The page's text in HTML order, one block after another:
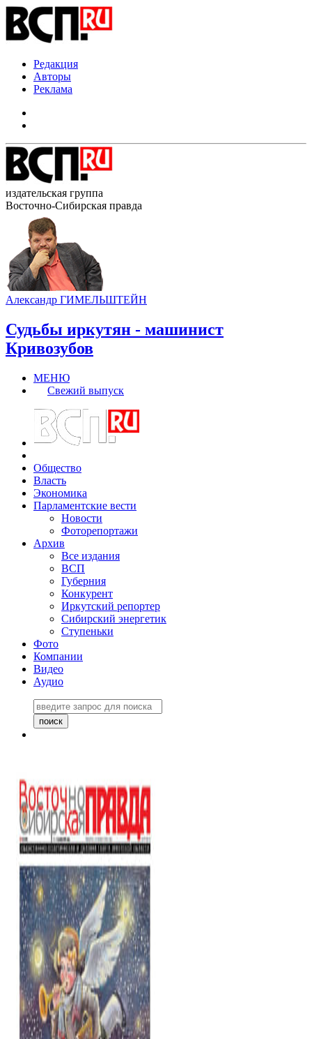
Редакция
Авторы
Реклама
издательская группа
Восточно-Сибирская правда
Александр ГИМЕЛЬШТЕЙН
Судьбы иркутян - машинист
Кривозубов
МЕНЮ
Свежий выпуск
Общество
Власть
Экономика
Парламентские вести
Новости
Фоторепортажи
Архив
Все издания
ВСП
Губерния
Конкурент
Иркутский репортер
Сибирский энергетик
Ступеньки
Фото
Компании
Видео
Аудио